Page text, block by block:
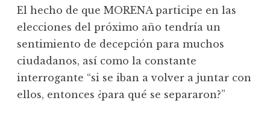
El hecho de que MORENA participe en las
elecciones del próximo año tendría un
sentimiento de decepción para muchos
ciudadanos, así como la constante
interrogante “si se iban a volver a juntar con
ellos, entonces ¿para qué se separaron?”